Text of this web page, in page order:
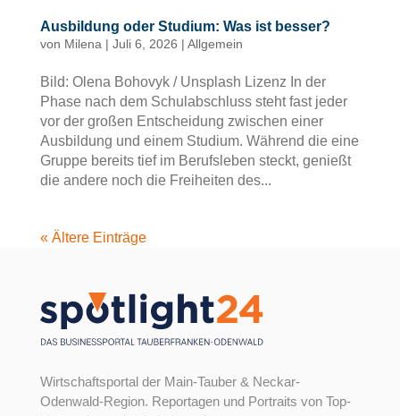
Ausbildung oder Studium: Was ist besser?
von Milena| Juli 6, 2026 | Allgemein
Bild: Olena Bohovyk / Unsplash Lizenz In der
Phase nach dem Schulabschluss steht fast jeder
vor der großen Entscheidung zwischen einer
Ausbildung und einem Studium. Während die eine
Gruppe bereits tief im Berufsleben steckt, genießt
die andere noch die Freiheiten des...
« Ältere Einträge
Wirtschaftsportal der Main-Tauber & Neckar-
Odenwald-Region. Reportagen und Portraits von Top-